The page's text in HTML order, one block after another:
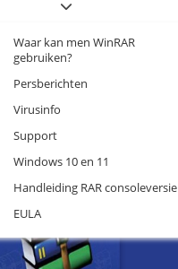
Waar kan men WinRAR
gebruiken?
Persberichten
Virusinfo
Support
Windows 10 en 11
Handleiding RAR consoleversie
EULA